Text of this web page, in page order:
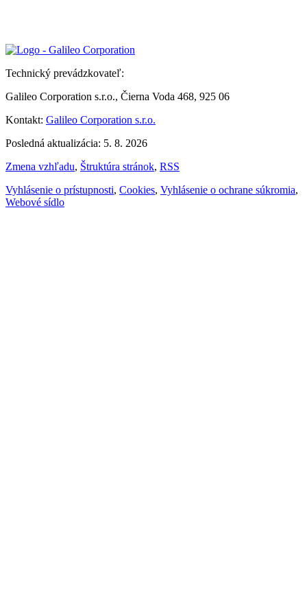
Technický prevádzkovateľ:
Galileo Corporation s.r.o., Čierna Voda 468, 925 06
Kontakt: Galileo Corporation s.r.o.
Posledná aktualizácia: 5. 8. 2026
Zmena vzhľadu, Štruktúra stránok, RSS
Vyhlásenie o prístupnosti, Cookies, Vyhlásenie o ochrane súkromia,
Webové sídlo